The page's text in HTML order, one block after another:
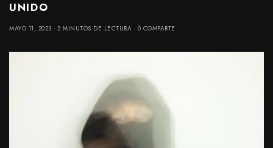
UNIDO
MAYO 11, 2023 2 MINUTOS DE LECTURA 0 COMPARTE